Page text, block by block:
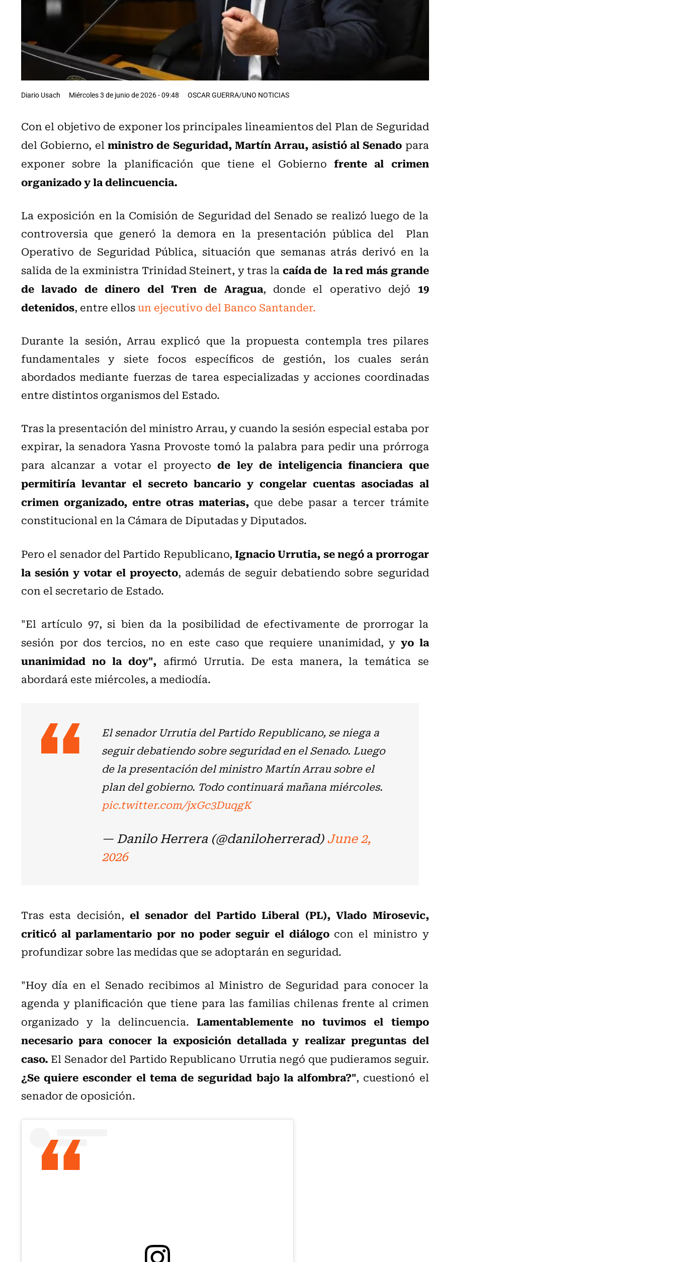
Diario Usach Miércoles 3 de junio de 2026 - 09:48 OSCAR GUERRA/UNO NOTICIAS
Con el objetivo de exponer los principales lineamientos del Plan de Seguridad
del Gobierno, elministro de Seguridad, Martín Arrau, asistió al Senado para
exponer sobre la planificación que tiene el Gobiernofrente al crimen
organizado y la delincuencia.
La exposición en la Comisión de Seguridad del Senado se realizó luego de la
controversia que generó la demora en la presentación pública del Plan
Operativo de Seguridad Pública, situación que semanas atrás derivó en la
salida de la exministra Trinidad Steinert, y tras lacaída de la red más grande
de lavado de dinero del Tren de Aragua, donde el operativo dejó 19
detenidos, entre ellosun ejecutivo del Banco Santander.
Durante la sesión, Arrau explicó que la propuesta contempla tres pilares
fundamentales y siete focos específicos de gestión, los cuales serán
abordados mediante fuerzas de tarea especializadas y acciones coordinadas
entre distintos organismos del Estado.
Tras la presentación del ministro Arrau, y cuando la sesión especial estaba por
expirar, la senadora Yasna Provoste tomó la palabra para pedir una prórroga
para alcanzar a votar el proyectode ley de inteligencia financiera que
permitiría levantar el secreto bancario y congelar cuentas asociadas al
crimen organizado, entre otras materias, que debe pasar a tercer trámite
constitucional en la Cámara de Diputadas y Diputados.
Pero elsenadordelPartido Republicano,Ignacio Urrutia, se negó a prorrogar
la sesión y votar el proyecto, además de seguir debatiendo sobre seguridad
con el secretario de Estado.
"El artículo 97, si bien da la posibilidad de efectivamente de prorrogar la
sesión por dos tercios, no en este caso que requiere unanimidad, y yo la
unanimidad no la doy", afirmó Urrutia. De esta manera, la temática se
abordará este miércoles, a mediodía.
El senador Urrutia del Partido Republicano, se niega a
seguir debatiendo sobre seguridad en el Senado. Luego
de la presentación del ministro Martín Arrau sobre el
plan del gobierno. Todo continuará mañana miércoles.
pic.twitter.com/jxGc3DuqgK
— Danilo Herrera (@daniloherrerad)June 2,
2026
Tras esta decisión,el senador del Partido Liberal (PL), Vlado Mirosevic,
criticó al parlamentario por no poder seguir el diálogocon el ministro y
profundizar sobre las medidas que se adoptarán en seguridad.
"Hoy día en el Senado recibimos al Ministro de Seguridad para conocer la
agenda y planificación que tiene para las familias chilenas frente al crimen
organizado y la delincuencia.Lamentablemente no tuvimos el tiempo
necesario para conocer la exposición detallada y realizar preguntas del
caso. El Senador del Partido Republicano Urrutia negó que pudieramos seguir.
¿Se quiere esconder el tema de seguridad bajo la alfombra?", cuestionó el
senador de oposición.